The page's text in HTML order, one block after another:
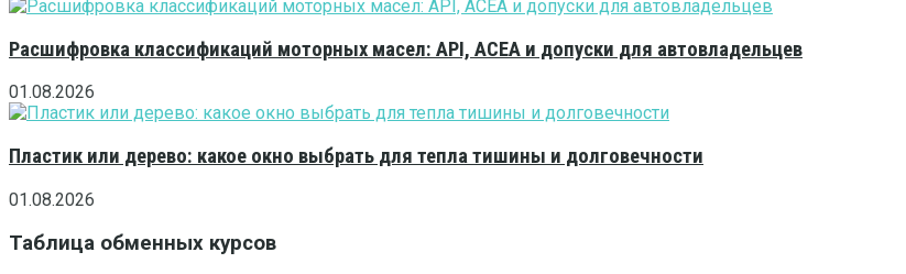
Расшифровка классификаций моторных масел: API, ACEA и допуски для автовладельцев
01.08.2026
Пластик или дерево: какое окно выбрать для тепла тишины и долговечности
01.08.2026
Таблица обменных курсов